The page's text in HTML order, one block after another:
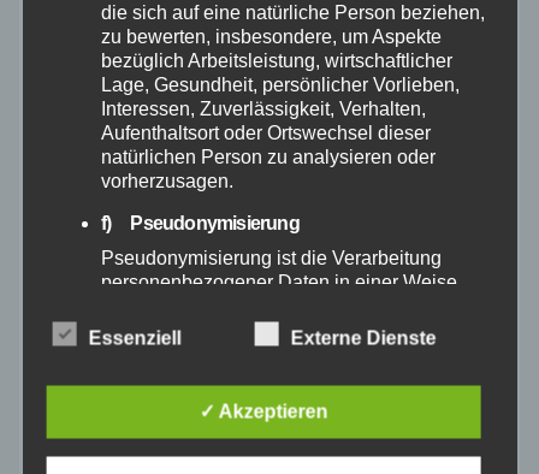
Mai 2025
April 2025
März 2025
Februar 2025
die sich auf eine natürliche Person beziehen,
zu bewerten, insbesondere, um Aspekte
bezüglich Arbeitsleistung, wirtschaftlicher
Lage, Gesundheit, persönlicher Vorlieben,
Interessen, Zuverlässigkeit, Verhalten,
Aufenthaltsort oder Ortswechsel dieser
natürlichen Person zu analysieren oder
vorherzusagen.
f) Pseudonymisierung
Pseudonymisierung ist die Verarbeitung
personenbezogener Daten in einer Weise,
ohne Hinzuziehung zusätzlicher
können, sofern diese zusätzlichen
Informationen gesondert aufbewahrt werden
Essenziell Externe Dienste
✓ Akzeptieren